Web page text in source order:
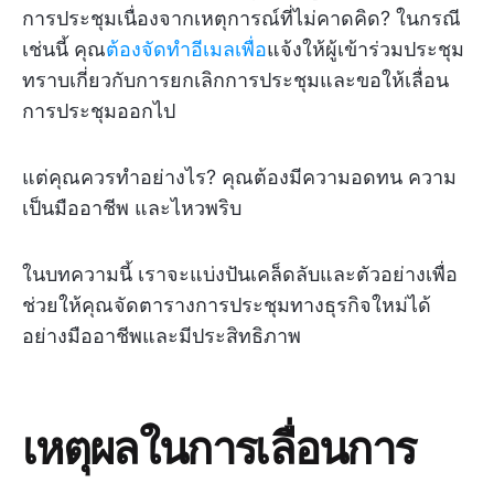
การประชุมเนื่องจากเหตุการณ์ที่ไม่คาดคิด? ในกรณี
เช่นนี้ คุณต้องจัดทำอีเมลเพื่อแจ้งให้ผู้เข้าร่วมประชุม
ทราบเกี่ยวกับการยกเลิกการประชุมและขอให้เลื่อน
การประชุมออกไป
แต่คุณควรทำอย่างไร? คุณต้องมีความอดทน ความ
เป็นมืออาชีพ และไหวพริบ
ในบทความนี้ เราจะแบ่งปันเคล็ดลับและตัวอย่างเพื่อ
ช่วยให้คุณจัดตารางการประชุมทางธุรกิจใหม่ได้
อย่างมืออาชีพและมีประสิทธิภาพ
เหตุผลในการเลื่อนการ